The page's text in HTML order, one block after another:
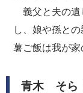
義父と夫の遺
し、娘や孫と
薯ご飯は我が家
青木 そら